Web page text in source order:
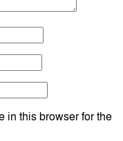
in this browser for the